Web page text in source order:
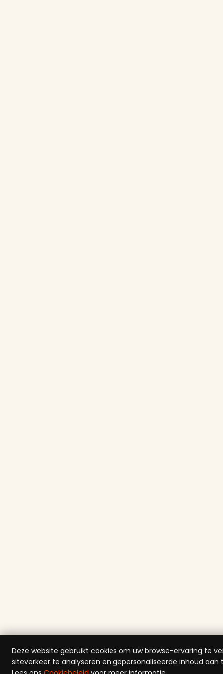
Deze website gebruikt cookies om uw browse-ervaring te
siteverkeer te analyseren en gepersonaliseerde inhoud aan